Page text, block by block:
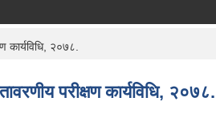
कार्यविधि, २०७८.
परीक्षण कार्यविधि, २०७८.